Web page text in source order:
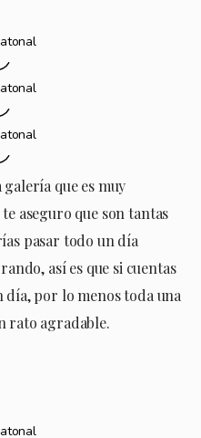
galería que es muy
aseguro que son tantas
pasar todo un día
así es que si cuentas
por lo menos toda una
rato agradable.